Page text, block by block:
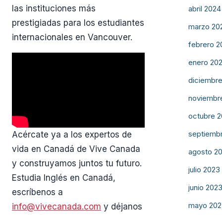
las instituciones más
prestigiadas para los estudiantes
internacionales en Vancouver.
Acércate ya a los expertos de
vida en Canadá de Vive Canada
y construyamos juntos tu futuro.
Estudia Inglés en Canadá,
escríbenos a
info@vivecanada.com y déjanos
abril 2024
marzo
febrero
enero
octubre
agosto
julio 2023
junio 2023
mayo